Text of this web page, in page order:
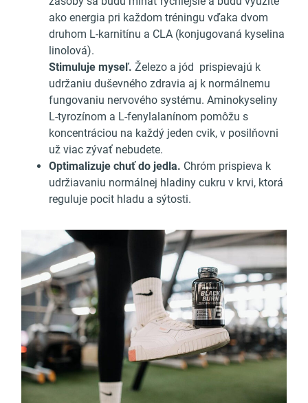
ako energia pri každom tréningu vďaka dvom
druhom L-karnitínu a CLA (konjugovaná kyselina
linolová).
Stimuluje myseľ. Železo a jód prispievajú k
udržaniu duševného zdravia aj k normálnemu
fungovaniu nervového systému. Aminokyseliny
L-tyrozínom a L-fenylalanínom pomôžu s
koncentráciou na každý jeden cvik, v posilňovni
už viac zývať nebudete.
Optimalizuje chuť do jedla. Chróm prispieva k
udržiavaniu normálnej hladiny cukru v krvi, ktorá
reguluje pocit hladu a sýtosti.